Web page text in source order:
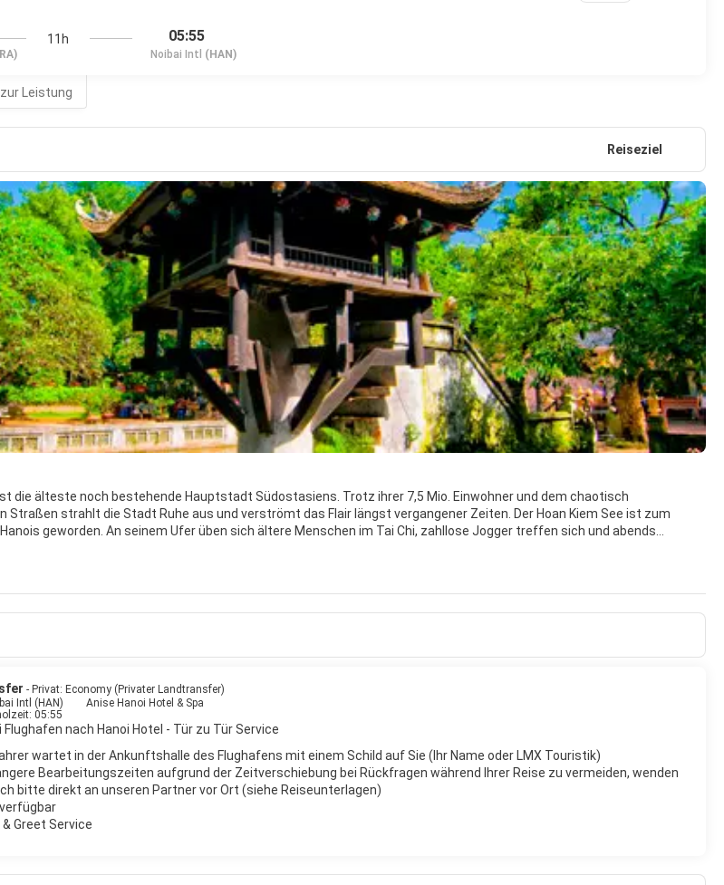
11h 05:55
Noibai Intl (HAN)
Leistung
Reiseziel
die älteste noch bestehende Hauptstadt Südostasiens. Trotz ihrer 7,5 Mio. Einwohner und dem chaotisch
Straßen strahlt die Stadt Ruhe aus und verströmt das Flair längst vergangener Zeiten. Der Hoan Kiem See ist zum
geworden. An seinem Ufer üben sich ältere Menschen im Tai Chi, zahllose Jogger treffen sich und abends
benannt, mit welchem dort gehandelt wird: Seide, Papier, Schuhe, Metallwaren, Bekleidung und Möbel. Hier kann man
ganz im Norden.
- Privat: Economy (Privater Landtransfer)
Intl (HAN)
Anise Hanoi Hotel & Spa
05:55
Flughafen nach Hanoi Hotel - Tür zu Tür Service
wartet in der Ankunftshalle des Flughafens mit einem Schild auf Sie (Ihr Name oder LMX Touristik)
Bearbeitungszeiten aufgrund der Zeitverschiebung bei Rückfragen während Ihrer Reise zu vermeiden, wenden
bitte direkt an unseren Partner vor Ort (siehe Reiseunterlagen)
Greet Service